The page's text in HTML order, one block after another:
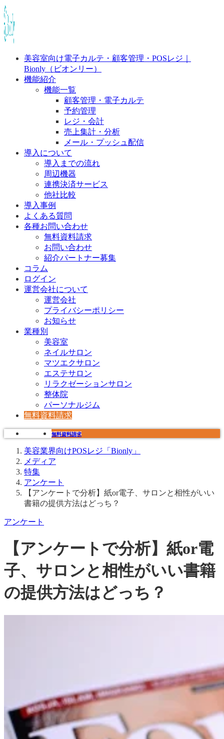
美容室向け電子カルテ・顧客管理・POSレジ｜
Bionly（ビオンリー）
機能紹介
機能一覧
顧客管理・電子カルテ
予約管理
レジ・会計
売上集計・分析
メール・プッシュ配信
導入について
導入までの流れ
周辺機器
連携決済サービス
他社比較
導入事例
よくある質問
各種お問い合わせ
無料資料請求
お問い合わせ
紹介パートナー募集
コラム
ログイン
運営会社について
運営会社
プライバシーポリシー
お知らせ
業種別
美容室
ネイルサロン
マツエクサロン
エステサロン
リラクゼーションサロン
整体院
パーソナルジム
無料資料請求
無料資料請求
メディア
特集
アンケート
【アンケートで分析】紙or電子、サロンと相性がいい
書籍の提供方法はどっち？
アンケート
【アンケートで分析】紙or電
子、サロンと相性がいい書籍
の提供方法はどっち？